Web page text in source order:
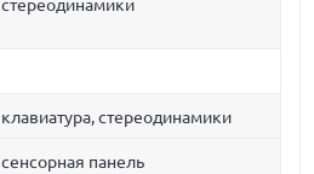
стереодинамики
клавиатура, стереодинамики
сенсорная панель